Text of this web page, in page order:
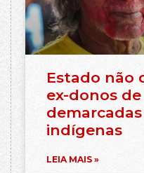
Estado não
ex-donos
indígenas
LEIA MAIS »